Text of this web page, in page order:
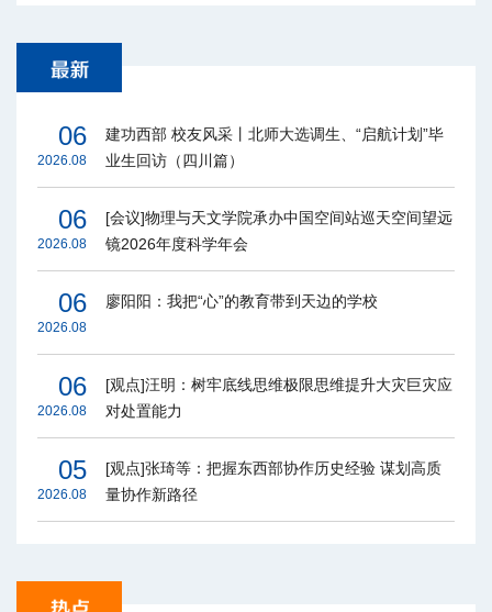
06
2026.08
建功西部 校友风采丨北师大选调生、“启航计划”毕
业生回访（四川篇）
06
2026.08
[会议]物理与天文学院承办中国空间站巡天空间望远
镜2026年度科学年会
06
2026.08
廖阳阳：我把“心”的教育带到天边的学校
06
2026.08
[观点]汪明：树牢底线思维极限思维提升大灾巨灾应
对处置能力
05
2026.08
[观点]张琦等：把握东西部协作历史经验 谋划高质
量协作新路径